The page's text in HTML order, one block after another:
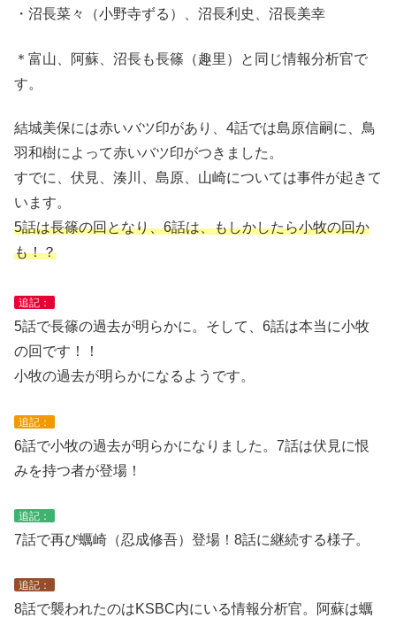
・沼長菜々（小野寺ずる）、沼長利史、沼長美幸
＊富山、阿蘇、沼長も長篠（趣里）と同じ情報分析官で
す。
結城美保には赤いバツ印があり、4話では島原信嗣に、鳥
羽和樹によって赤いバツ印がつきました。
すでに、伏見、湊川、島原、山崎については事件が起きて
います。
5話は長篠の回となり、6話は、もしかしたら小牧の回か
も！？
追記：
5話で長篠の過去が明らかに。そして、6話は本当に小牧
の回です！！
小牧の過去が明らかになるようです。
追記：
6話で小牧の過去が明らかになりました。7話は伏見に恨
みを持つ者が登場！
追記：
7話で再び蠣崎（忍成修吾）登場！8話に継続する様子。
追記：
8話で襲われたのはKSBC内にいる情報分析官。阿蘇は蠣